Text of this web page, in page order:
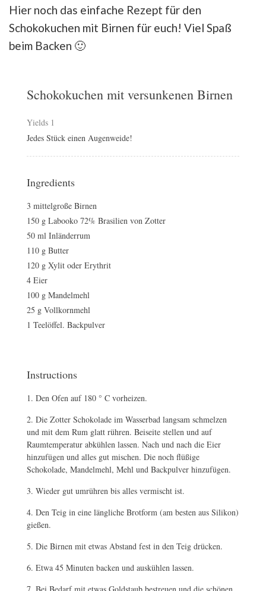
Hier noch das einfache Rezept für den
Schokokuchen mit Birnen für euch! Viel Spaß
beim Backen 🙂
Schokokuchen mit versunkenen Birnen
Yields 1
Jedes Stück einen Augenweide!
Ingredients
3 mittelgroße Birnen
150 g Labooko 72% Brasilien von Zotter
50 ml Inländerrum
110 g Butter
120 g Xylit oder Erythrit
4 Eier
100 g Mandelmehl
25 g Vollkornmehl
1 Teelöffel. Backpulver
Instructions
Den Ofen auf 180 ° C vorheizen.
Die Zotter Schokolade im Wasserbad langsam schmelzen
und mit dem Rum glatt rühren. Beiseite stellen und auf
Raumtemperatur abkühlen lassen. Nach und nach die Eier
hinzufügen und alles gut mischen. Die noch flüßige
Schokolade, Mandelmehl, Mehl und Backpulver hinzufügen.
Wieder gut umrühren bis alles vermischt ist.
Den Teig in eine längliche Brotform (am besten aus Silikon)
gießen.
Die Birnen mit etwas Abstand fest in den Teig drücken.
Etwa 45 Minuten backen und auskühlen lassen.